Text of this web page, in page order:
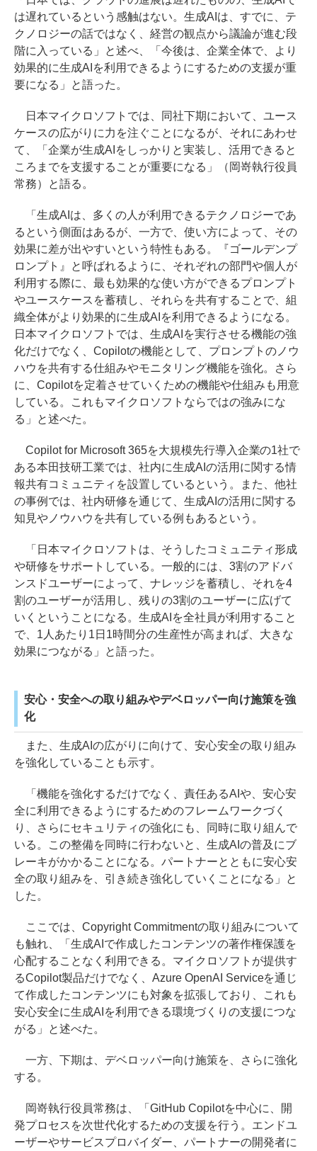
は遅れているという感触はない。生成AIは、すでに、テ
クノロジーの話ではなく、経営の観点から議論が進む段
階に入っている」と述べ、「今後は、企業全体で、より
効果的に生成AIを利用できるようにするための支援が重
要になる」と語った。
日本マイクロソフトでは、同社下期において、ユース
ケースの広がりに力を注ぐことになるが、それにあわせ
て、「企業が生成AIをしっかりと実装し、活用できると
ころまでを支援することが重要になる」（岡嵜執行役員
常務）と語る。
「生成AIは、多くの人が利用できるテクノロジーであ
るという側面はあるが、一方で、使い方によって、その
効果に差が出やすいという特性もある。『ゴールデンプ
ロンプト』と呼ばれるように、それぞれの部門や個人が
利用する際に、最も効果的な使い方ができるプロンプト
やユースケースを蓄積し、それらを共有することで、組
織全体がより効果的に生成AIを利用できるようになる。
日本マイクロソフトでは、生成AIを実行させる機能の強
化だけでなく、Copilotの機能として、プロンプトのノウ
ハウを共有する仕組みやモニタリング機能を強化。さら
に、Copilotを定着させていくための機能や仕組みも用意
している。これもマイクロソフトならではの強みにな
る」と述べた。
Copilot for Microsoft 365を大規模先行導入企業の1社で
ある本田技研工業では、社内に生成AIの活用に関する情
報共有コミュニティを設置しているという。また、他社
の事例では、社内研修を通じて、生成AIの活用に関する
知見やノウハウを共有している例もあるという。
「日本マイクロソフトは、そうしたコミュニティ形成
や研修をサポートしている。一般的には、3割のアドバ
ンスドユーザーによって、ナレッジを蓄積し、それを4
割のユーザーが活用し、残りの3割のユーザーに広げて
いくということになる。生成AIを全社員が利用すること
で、1人あたり1日1時間分の生産性が高まれば、大きな
効果につながる」と語った。
安心・安全への取り組みやデベロッパー向け施策を強
化
また、生成AIの広がりに向けて、安心安全の取り組み
を強化していることも示す。
「機能を強化するだけでなく、責任あるAIや、安心安
全に利用できるようにするためのフレームワークづく
り、さらにセキュリティの強化にも、同時に取り組んで
いる。この整備を同時に行わないと、生成AIの普及にブ
レーキがかかることになる。パートナーとともに安心安
全の取り組みを、引き続き強化していくことになる」と
した。
ここでは、Copyright Commitmentの取り組みについて
も触れ、「生成AIで作成したコンテンツの著作権保護を
心配することなく利用できる。マイクロソフトが提供す
るCopilot製品だけでなく、Azure OpenAI Serviceを通じ
て作成したコンテンツにも対象を拡張しており、これも
安心安全に生成AIを利用できる環境づくりの支援につな
がる」と述べた。
一方、下期は、デベロッパー向け施策を、さらに強化
する。
岡嵜執行役員常務は、「GitHub Copilotを中心に、開
発プロセスを次世代化するための支援を行う。エンドユ
ーザーやサービスプロバイダー、パートナーの開発者に